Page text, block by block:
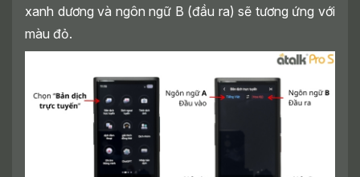
xanh dương và ngôn ngữ B (đầu ra) sẽ tương ứng với
màu đỏ.